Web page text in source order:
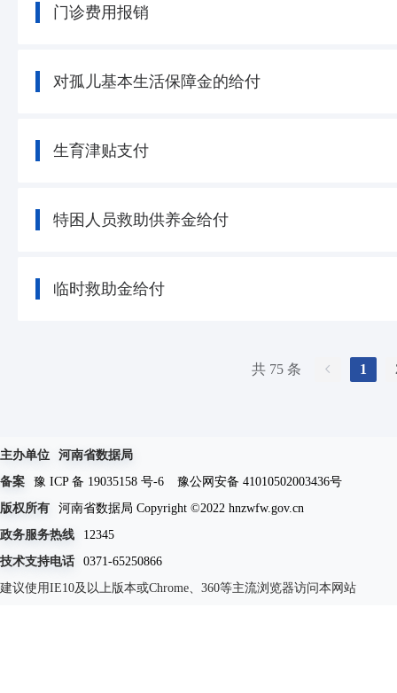
门诊费用报销
对孤儿基本生活保障金的给付
生育津贴支付
特困人员救助供养金给付
临时救助金给付
共 75 条 1
主办单位
河南省数据局
备案
豫 ICP 备 19035158 号-6
豫公网安备 41010502003436号
版权所有
河南省数据局 Copyright ©2022 hnzwfw.gov.cn
政务服务热线
12345
技术支持电话
0371-65250866
建议使用IE10及以上版本或Chrome、360等主流浏览器访问本网站